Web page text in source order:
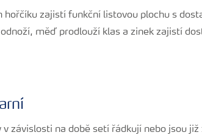
hořčíku zajistí funkční listovou plochu s
měď prodlouží klas a zinek zajistí
v závislosti na době setí řádkují nebo jsou